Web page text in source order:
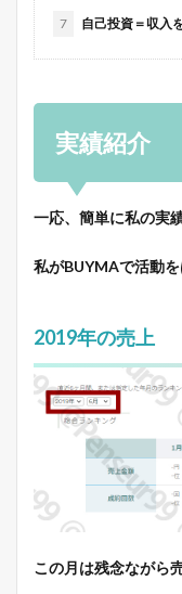
7 自己投資＝収入
実績紹介
一応、簡単に私の実
私がBUYMAで活動
2019年の売上
この月は残念ながら